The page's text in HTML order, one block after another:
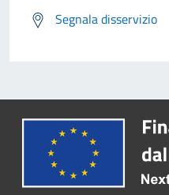
Segnala disservizio